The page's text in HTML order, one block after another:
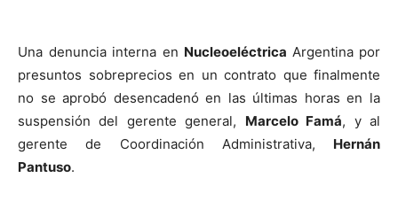
Una denuncia interna en Nucleoeléctrica Argentina por
presuntos sobreprecios en un contrato que finalmente
no se aprobó desencadenó en las últimas horas en la
suspensión del gerente general, Marcelo Famá, y al
gerente de Coordinación Administrativa, Hernán
Pantuso.